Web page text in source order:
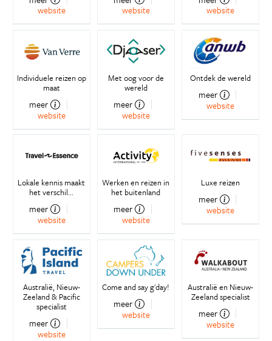
website
website
website
Individuele reizen op
maat
meer
website
Met oog voor de
wereld
meer
website
Ontdek de wereld
meer
website
Lokale kennis maakt
het verschil...
meer
website
Werken en reizen in
het buitenland
meer
website
Luxe reizen
meer
website
Australië, Nieuw-
Zeeland & Pacific
specialist
meer
website
Come and say g'day!
meer
website
Australië en Nieuw-
Zeeland specialist
meer
website